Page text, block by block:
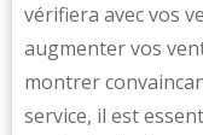
vérifiera avec vos
augmenter vos
montrer
service, il est